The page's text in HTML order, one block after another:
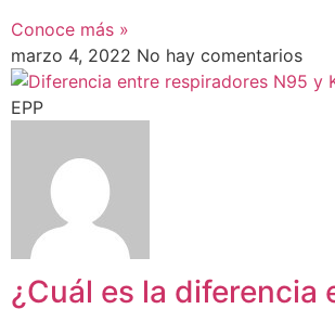
Conoce más »
marzo 4, 2022 No hay comentarios
EPP
¿Cuál es la diferencia